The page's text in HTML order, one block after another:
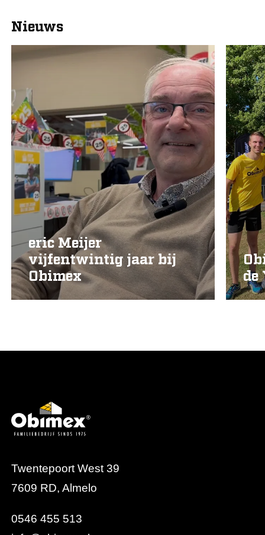
Nieuws
eric Meijer
vijfentwintig jaar bij
Obimex
de
Twentepoort West 39
7609 RD, Almelo
0546 455 513